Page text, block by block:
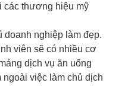
các thương hiệu mỹ
doanh nghiệp làm đẹp.
viên sẽ có nhiều cơ
dịch vụ ăn uống
ngoài việc làm chủ dịch